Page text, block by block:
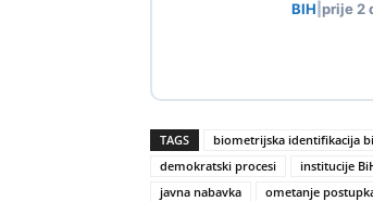
BIH prije 2
TAGS biometrijska identifikacija
demokratski procesi
institucije
javna nabavka
ometanje